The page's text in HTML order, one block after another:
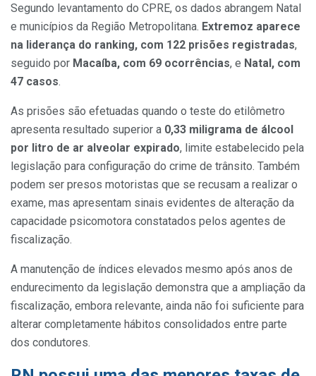
Segundo levantamento do CPRE, os dados abrangem Natal
e municípios da Região Metropolitana. Extremoz aparece
na liderança do ranking, com 122 prisões registradas,
seguido por Macaíba, com 69 ocorrências, e Natal, com
47 casos.
As prisões são efetuadas quando o teste do etilômetro
apresenta resultado superior a 0,33 miligrama de álcool
por litro de ar alveolar expirado, limite estabelecido pela
legislação para configuração do crime de trânsito. Também
podem ser presos motoristas que se recusam a realizar o
exame, mas apresentam sinais evidentes de alteração da
capacidade psicomotora constatados pelos agentes de
fiscalização.
A manutenção de índices elevados mesmo após anos de
endurecimento da legislação demonstra que a ampliação da
fiscalização, embora relevante, ainda não foi suficiente para
alterar completamente hábitos consolidados entre parte
dos condutores.